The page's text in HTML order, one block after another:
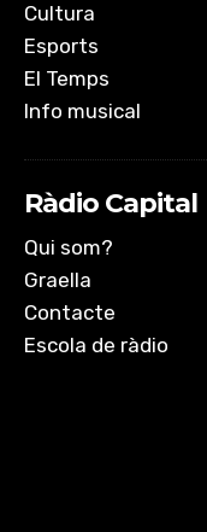
Cultura
Esports
El Temps
Info musical
Ràdio Capital
Qui som?
Graella
Contacte
Escola de ràdio